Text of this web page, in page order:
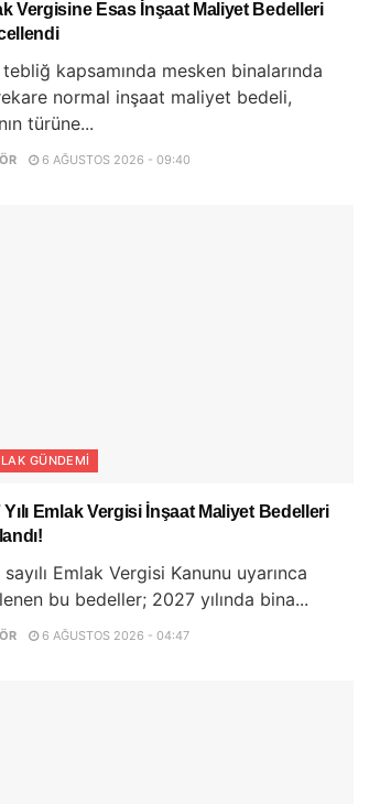
Vergisine Esas İnşaat Maliyet Bedelleri
kapsamında mesken binalarında
normal inşaat maliyet bedeli,
türüne...
6 AĞUSTOS 2026 - 09:40
GÜNDEMI
Yılı Emlak Vergisi İnşaat Maliyet Bedelleri
sayılı Emlak Vergisi Kanunu uyarınca
bu bedeller; 2027 yılında bina...
6 AĞUSTOS 2026 - 04:47